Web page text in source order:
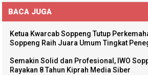
BACA JUGA
Ketua Kwarcab Soppeng Tutup
Soppeng Raih Juara Umum Tingkat
Semakin Solid dan Profesional, IWO
Rayakan 8 Tahun Kiprah Media Siber